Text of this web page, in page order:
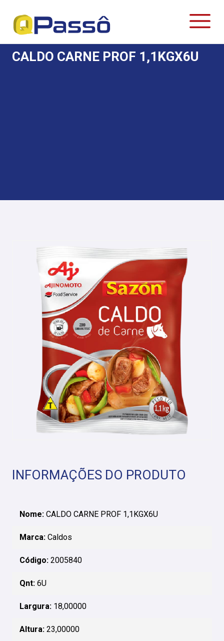
CALDO CARNE PROF 1,1KGX6U
INFORMAÇÕES DO PRODUTO
Nome: CALDO CARNE PROF 1,1KGX6U
Marca: Caldos
Código: 2005840
Qnt: 6U
Largura: 18,00000
Altura: 23,00000